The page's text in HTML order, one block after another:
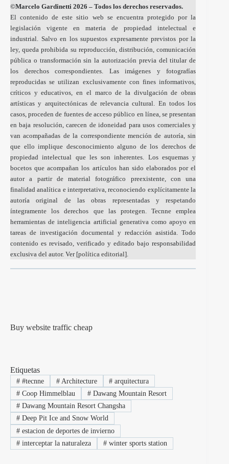
©Marcelo Gardinetti 2026 – Todos los derechos reservados.
El contenido de este sitio web se encuentra protegido por la
legislación vigente en materia de propiedad intelectual e
industrial. Salvo en los supuestos expresamente previstos por la
ley, queda prohibida su reproducción, distribución, comunicación
pública o transformación sin la autorización previa del titular de
los derechos correspondientes. Las imágenes y fotografías
reproducidas se utilizan exclusivamente con fines informativos,
críticos y educativos, en el marco de la divulgación de obras
artísticas y arquitectónicas de relevancia cultural. En todos los
casos, proceden de fuentes de acceso público en línea, se presentan
en baja resolución, carecen de idoneidad para usos comerciales y
van acompañadas de la correspondiente mención de autoría, sin
que ello implique desconocimiento alguno de los derechos de
propiedad intelectual que les son inherentes. Los esquemas y
bocetos que acompañan los artículos han sido elaborados por el
autor a partir de material fotográfico preexistente, con una
finalidad analítica e interpretativa, reconociendo explícitamente la
autoría original de las obras representadas y respetando
íntegramente los derechos que las protegen. Tecnne emplea
herramientas de inteligencia artificial generativa como apoyo en
tareas de investigación documental y redacción asistida. Todo
contenido es revisado, verificado y editado bajo responsabilidad
exclusiva del autor. Ver [política editorial].
Buy website traffic cheap
Etiquetas
##tecnne #Architecture # arquitectura
#Coop Himmelblau #Dawang Mountain Resort
#Dawang Mountain Resort Changsha
#Deep Pit Ice and Snow World
#estacion de deportes de invierno
#interceptar la naturaleza #winter sports station